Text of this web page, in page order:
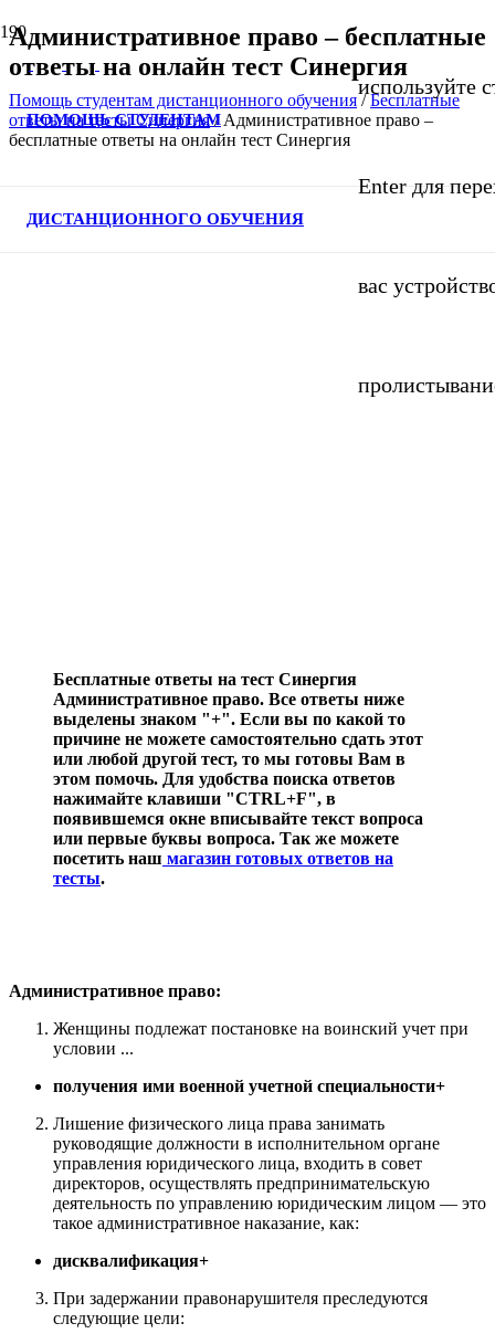
ПОМОЩЬ СТУДЕНТАМ
ДИСТАНЦИОННОГО ОБУЧЕНИЯ
используйте
Enter для
вас
Административное право – бесплатные
ответы на онлайн тест Синергия
Помощь студентам дистанционного обучения/Бесплатные
ответы на тесты Синергия/Административное право –
бесплатные ответы на онлайн тест Синергия
Бесплатные ответы на тест Синергия
Административное право. Все ответы ниже
выделены знаком "+". Если вы по какой то
причине не можете самостоятельно сдать этот
или любой другой тест, то мы готовы Вам в
этом помочь. Для удобства поиска ответов
нажимайте клавиши "CTRL+F", в
появившемся окне вписывайте текст вопроса
или первые буквы вопроса. Так же можете
посетить наш магазин готовых ответов на
тесты.
Административное право:
Женщины подлежат постановке на воинский учет при
условии ...
получения ими военной учетной специальности+
Лишение физического лица права занимать
руководящие должности в исполнительном органе
управления юридического лица, входить в совет
директоров, осуществлять предпринимательскую
деятельность по управлению юридическим лицом — это
такое административное наказание, как:
дисквалификация+
При задержании правонарушителя преследуются
следующие цели: